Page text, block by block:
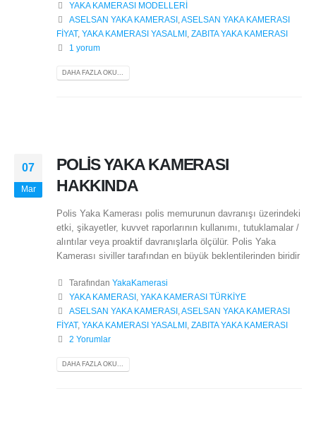
YAKA KAMERASI MODELLERİ
ASELSAN YAKA KAMERASI, ASELSAN YAKA KAMERASI
FİYAT, YAKA KAMERASI YASALMI ZABITA YAKA KAMERASI
1 yorum
DAHA FAZLA OKU...
07
Mar
POLİS YAKA KAMERASI
HAKKINDA
Polis Yaka Kamerası polis memurunun davranışı üzerindeki
etki, şikayetler, kuvvet raporlarının kullanımı, tutuklamalar /
alıntılar veya proaktif davranışlarla ölçülür. Polis Yaka
Kamerası siviller tarafından en büyük beklentilerinden biridir
Tarafından YakaKamerasi
YAKA KAMERASI
YAKA KAMERASI TÜRKİYE
ASELSAN YAKA KAMERASI
ASELSAN YAKA KAMERASI
FİYAT, YAKA KAMERASI YASALMI
ZABITA YAKA KAMERASI
2 Yorumlar
DAHA FAZLA OKU...